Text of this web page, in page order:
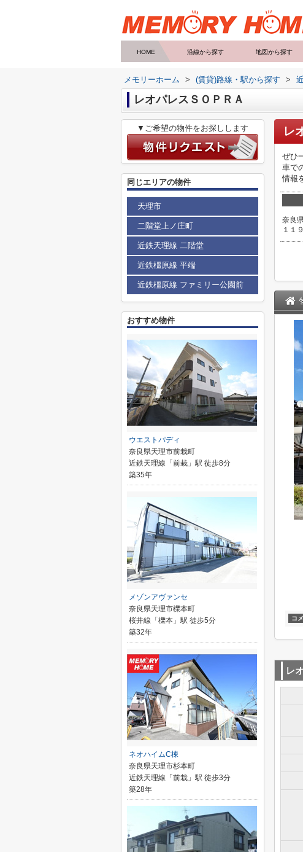
HOME 沿線から探す 地図から探す
メモリーホーム > (賃貸)路線・駅から探す >
レオパレスＳＯＰＲＡ
レ
ぜひ
車で
情報
奈良
１１
コ
レ
▼ご希望の物件をお探しします
同じエリアの物件
天理市
二階堂上ノ庄町
近鉄天理線 二階堂
近鉄橿原線 平端
近鉄橿原線 ファミリー公園前
おすすめ物件
ウエストパディ
奈良県天理市前栽町
近鉄天理線「前栽」駅 徒歩8分
築35年
メゾンアヴァンセ
奈良県天理市櫟本町
桜井線「櫟本」駅 徒歩5分
築32年
ネオハイムC棟
奈良県天理市杉本町
近鉄天理線「前栽」駅 徒歩3分
築28年